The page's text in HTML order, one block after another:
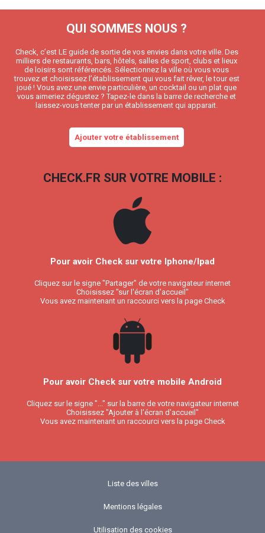
QUI SOMMES NOUS ?
Check, c’est LE guide de sortie de vos envies dans votre ville. Des
milliers de restaurants, bars, hôtels, salles de sport, clubs et lieux
de loisirs sont référencés. Sélectionnez la ville où vous vous
trouvez et choisissez l’établissement qui vous fait rêver, le tour est
joué ! Vous avez une envie particulière, un cocktail ou un plat que
vous aimeriez dégustez ? Tapez-le dans la barre de recherche et
laissez-vous tenter par un établissement qui apparait.
Ajouter votre établissement
CHECK.FR SUR VOTRE MOBILE :
Pour avoir Check sur votre Iphone/Ipad
Cliquez sur le signe "Partager" de votre navigateur internet
Choisissez "sur l'écran d'accueil"
Vous avez maintenant un raccourci vers la page Check
Pour avoir Check sur votre mobile Android
Cliquez sur le signe "..." sur la barre de votre navigateur internet
Choisissez "Ajouter à l'écran d'accueil"
Vous avez maintenant un raccourci vers la page Check
Liste des villes
Mentions légales
Utilisation des cookies